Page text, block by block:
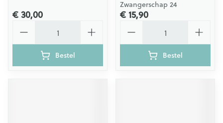
€ 30,00
Bestel
Zwangerschap 24
€ 15,90
Bestel